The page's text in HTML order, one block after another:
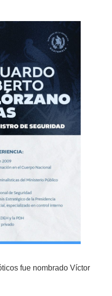
fue nombrado Víctor